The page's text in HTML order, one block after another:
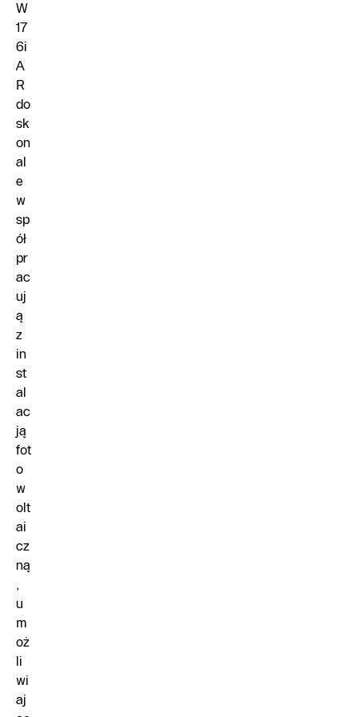
W
17
6i
A
R
do
sk
on
al
e
w
sp
ół
pr
ac
uj
ą
z
in
st
al
ac
ją
fot
o
w
olt
ai
cz
ną
,
u
m
oż
li
wi
aj